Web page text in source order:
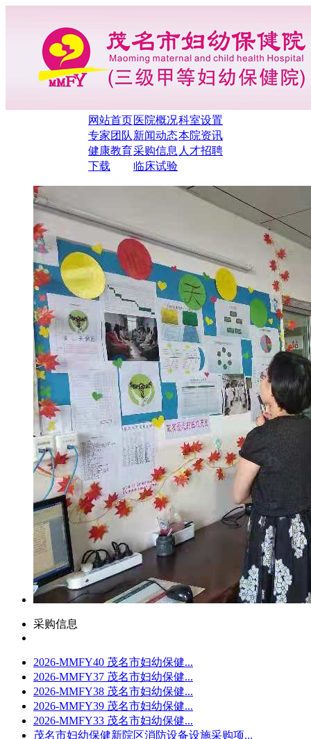
网站首页医院概况科室设置
专家团队 新闻动态本院资讯
健康教育采购信息 人才招聘
下载
临床试验
采购信息
2026-MMFY40 茂名市妇幼保健...
2026-MMFY37 茂名市妇幼保健...
2026-MMFY38 茂名市妇幼保健...
2026-MMFY39 茂名市妇幼保健...
2026-MMFY33 茂名市妇幼保健...
茂名市妇幼保健新院区消防设备设施采购项...